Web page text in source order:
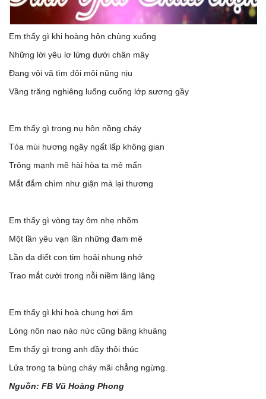
Em thấy gì khi hoàng hôn chùng xuống
Những lời yêu lơ lửng dưới chân mây
Đang vội vã tìm đôi môi nũng nịu
Vầng trăng nghiêng luống cuống lớp sương gầy
Em thấy gì trong nụ hôn nồng cháy
Tỏa mùi hương ngây ngất lấp không gian
Trông mạnh mẽ hài hòa ta mê mẩn
Mắt đắm chìm như giận mà lại thương
Em thấy gì vòng tay ôm nhẹ nhõm
Một lần yêu vạn lần những đam mê
Lần da diết con tim hoải nhung nhớ
Trao mắt cười trong nỗi niềm lâng lâng
Em thấy gì khi hoà chung hơi ấm
Lòng nôn nao náo nức cũng bâng khuâng
Em thấy gì trong anh đầy thôi thúc
Lửa trong ta bùng cháy mãi chẳng ngừng.
Nguồn: FB Vũ Hoàng Phong